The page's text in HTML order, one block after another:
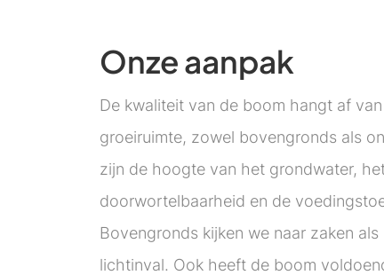
Onze aanpak
De kwaliteit van de boom hangt af
groeiruimte, zowel bovengronds als
zijn de hoogte van het grondwater,
doorwortelbaarheid en de
Bovengronds kijken we naar zaken
lichtinval. Ook heeft de boom